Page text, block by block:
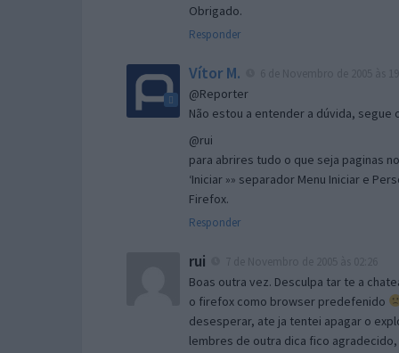
Obrigado.
Responder
Vítor M.
@Reporter
Não estou a entender a dúvida,
@rui
para abrires tudo o que seja paginas
‘Iniciar »» separador Menu Iniciar e
Firefox.
Responder
rui
Boas outra vez. Desculpa tar te a
o firefox como browser predefenido
desesperar, ate ja tentei apagar o
lembres de outra dica fico